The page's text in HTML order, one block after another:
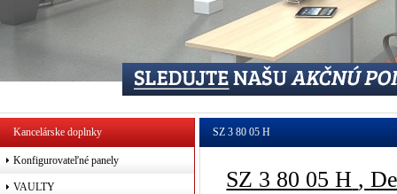
Kancelárske doplnky
Konfigurovateľné panely
VAULTY
SZ 3 80 05 H
SZ 3 80 05 H ,